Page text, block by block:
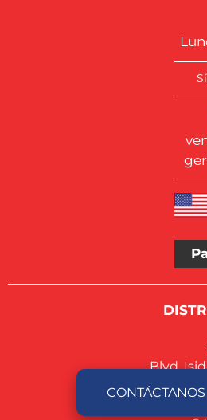
Blvd.
Col.
CONTÁCTANOS